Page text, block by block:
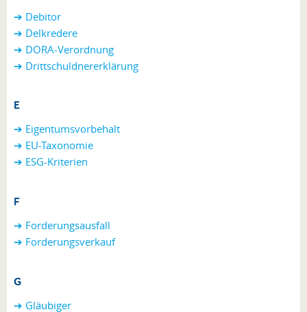
➔ Debitor
➔ Delkredere
➔ DORA-Verordnung
➔ Drittschuldnererklärung
E
➔ Eigentumsvorbehalt
➔ EU-Taxonomie
➔ ESG-Kriterien
F
➔ Forderungsausfall
➔ Forderungsverkauf
G
➔ Gläubiger